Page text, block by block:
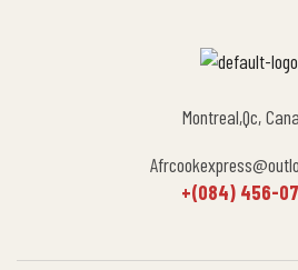
Montreal,Qc,
+(084) 456-